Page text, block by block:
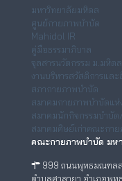
มหาวิทยาลัยมหิดล
ศูนย์กายภาพบำบัด
Mahidol IR
คู่มือธรรมาภิบาล
จุลสารนวัตกรรม ม.มหิดล
งานบริหารสวัสดิการแล
สภากายภาพบำบัด
สมาคมกายภาพบำบัดแห่
สมาคมนักกิจกรรมบำบัด
สมาคมศิษย์เก่าคณะกา
คณะกายภาพบำบัด มห
999 ถนนพุทธมณฑลส
ตำบลศาลายา อำเภอพุ